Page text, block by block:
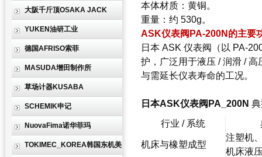
大阪千斤顶OSAKA JACK
YUKEN油研工业
德国AFRISO索菲
MASUDA增田制作所
草场计器KUSABA
SCHEMIK申记
NuovaFima诺华菲玛
TOKIMEC_KOREA韩国东机美
本体材质 ：黄铜。
重量 ：约 530g。
ASK仪表阀PA-200N的主要
日本 ASK 仪表阀（以 PA-
护，广泛用于液压 / 润滑 /
与需延长仪表寿命的工况。
日本ASK仪表阀PA_200N
行业 / 系统
机床与橡塑成型
注塑机
机床液